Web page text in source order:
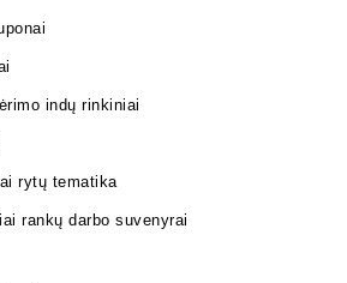
indų rinkiniai
rytų tematika
rankų darbo suvenyrai